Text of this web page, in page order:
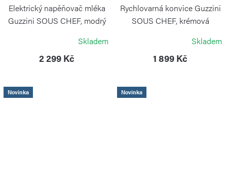
Elektrický napěňovač mléka
Guzzini SOUS CHEF, modrý
Skladem
2 299 Kč
Rychlovarná konvice Guzzini
SOUS CHEF, krémová
Skladem
1 899 Kč
Novinka Novinka